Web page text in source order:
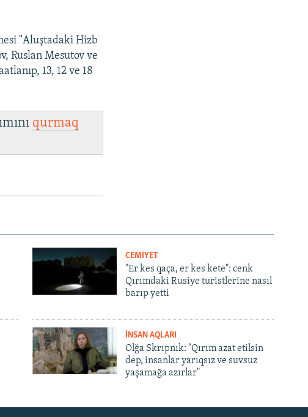
"Aluştadaki Hizb
Ruslan Mesutov ve
13, 12 ve 18
qurmaq
CEMİYET
"Er kes qaça, er kes kete": cenk
Qırımdaki Rusiye turistlerine nasıl
barıp yetti
İNSAN AQLARI
Olğa Skrıpnık: "Qırım azat etilsin
dep, insanlar yarıqsız ve suvsuz
yaşamağa azırlar"